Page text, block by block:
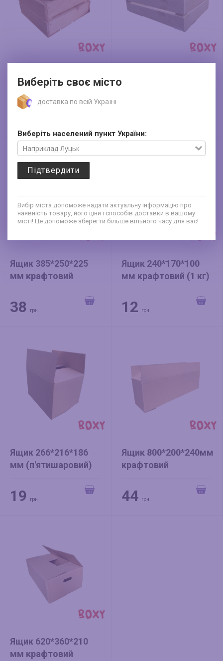
Виберіть своє місто
доставка по всій Україні
Виберіть населений пункт України:
Підтвердити
Вибір міста допоможе надати актуальну інформацію про
наявність товару, його ціни і способів доставки в вашому
місті! Це допоможе зберегти більше вільного часу для вас!
(дерев'яний)
натуральний
Ящик 385*250*225
мм крафтовий
38 грн
Ящик 240*170*100
мм крафтовий (1 кг)
12 грн
Ящик 266*216*186
мм (п'ятишаровий)
19 грн
Ящик 800*200*240мм
крафтовий
44 грн
Ящик 620*360*210
мм крафтовий